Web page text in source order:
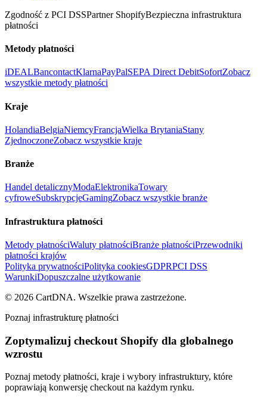
Zgodność z PCI DSSPartner ShopifyBezpieczna infrastruktura
płatności
Metody płatności
iDEALBancontactKlarnaPayPalSEPA Direct DebitSofortZobacz
wszystkie metody płatności
Kraje
HolandiaBelgiaNiemcyFrancjaWielka BrytaniaStany
ZjednoczoneZobacz wszystkie kraje
Branże
Handel detalicznyModaElektronikaTowary
cyfroweSubskrypcjeGamingZobacz wszystkie branże
Infrastruktura płatności
Metody płatnościWaluty płatnościBranże płatnościPrzewodniki
płatności krajów
Polityka prywatnościPolityka cookiesGDPRPCI DSS
WarunkiDopuszczalne użytkowanie
© 2026 CartDNA. Wszelkie prawa zastrzeżone.
Poznaj infrastrukturę płatności
Zoptymalizuj checkout Shopify dla globalnego
wzrostu
Poznaj metody płatności, kraje i wybory infrastruktury, które
poprawiają konwersję checkout na każdym rynku.